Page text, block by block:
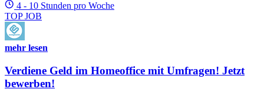
4 - 10 Stunden pro Woche
TOP JOB
mehr lesen
Verdiene Geld im Homeoffice mit Umfragen! Jetzt
bewerben!